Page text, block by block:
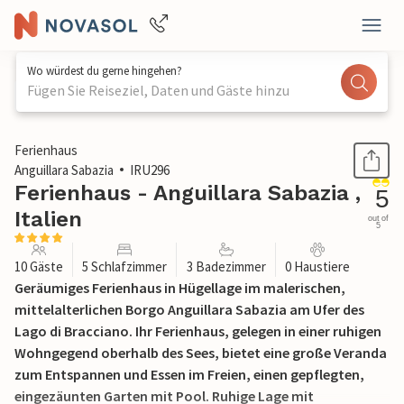
Wo würdest du gerne hingehen?
Fügen Sie Reiseziel, Daten und Gäste hinzu
1 / 30
Ferienhaus
Anguillara Sabazia
IRU296
Ferienhaus - Anguillara Sabazia ,
Italien
5
out of
5
10 Gäste 5 Schlafzimmer 3 Badezimmer 0 Haustiere
Geräumiges Ferienhaus in Hügellage im malerischen,
mittelalterlichen Borgo Anguillara Sabazia am Ufer des
Lago di Bracciano. Ihr Ferienhaus, gelegen in einer ruhigen
Wohngegend oberhalb des Sees, bietet eine große Veranda
zum Entspannen und Essen im Freien, einen gepflegten,
eingezäunten Garten mit Pool. Ruhige Lage mit